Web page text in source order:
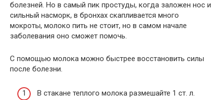
болезней. Но в самый пик простуды, когда заложен нос и
сильный насморк, в бронхах скапливается много
мокроты, молоко пить не стоит, но в самом начале
заболевания оно сможет помочь.
С помощью молока можно быстрее восстановить силы
после болезни.
В стакане теплого молока размешайте 1 ст. л.